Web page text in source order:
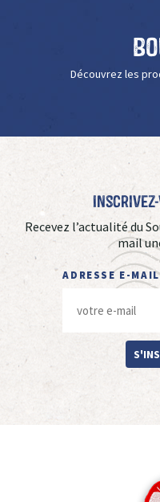
Découvrez les
Recevez l’actualité du
mail
ADRESSE E-MAIL